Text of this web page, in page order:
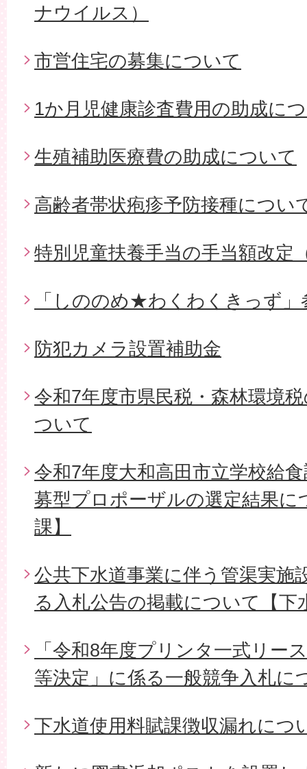
ナウイルス）
市営住宅の募集について
1か月児健康診査費用の助成に
生殖補助医療費の助成について
高齢者帯状疱疹予防接種につい
特別児童扶養手当の手当額改定
「しののめ★わくわくきっず」
防犯カメラ設置補助金
令和7年度市県民税・森林環境
ついて
令和7年度大和高田市立学校給
募型プロポーザルの選定結果に
課】
公共下水道事業に伴う管渠実施
る入札公告の掲載について【下
「令和8年度プリンタ一式リー
等決定」に係る一般競争入札に
下水道使用料賦課徴収漏れにつ